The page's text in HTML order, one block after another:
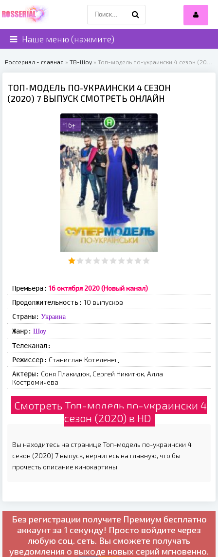
Наше меню (нажмите)
Россериал - главная » ТВ-Шоу » Топ-модель по-украински 4 сезон (2020)
ТОП-МОДЕЛЬ ПО-УКРАИНСКИ 4 СЕЗОН
(2020) 7 ВЫПУСК СМОТРЕТЬ ОНЛАЙН
16+
Премьера: 16 октября 2020 (Новый канал)
Продолжительность: 10 выпусков
Страны: Украина
Жанр: Шоу
Телеканал:
Режиссер: Станислав Котеленец
Актеры: Соня Плакидюк, Сергей Никитюк, Алла
Костромичева
Смотреть Топ-модель по-украински 4
сезон (2020) в HD
Вы находитесь на странице Топ-модель по-украински 4
сезон (2020) 7 выпуск, вернитесь на главную, что бы
прочесть описание кинокартины.
Без регистрации получите Премиум бесплатно
аккаунт за 1 секунду! Просто войдите через
любую соц. сеть. Вы сможете получать
уведомления о выходе новых серий мгновенно.